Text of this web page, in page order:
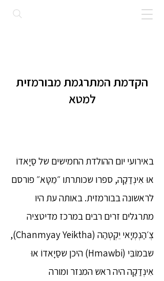
הקדמת המתרגמת מבורמזית
למטא
באירועי יום ההולדת החמישים של סַיָאדוֹ
אוּ אִינְדַקַה, ספרו שכותרתו ״מֵטָּא״ פורסם
לראשונה בבורמזית. באותה עת היו
מתרגלים זרים רבים במרכז מדיטציה
צְ׳הַנְמְיָאי יֵקְטְהַה (Chanmyay Yeiktha),
שבמוֹבִּי (Hmawbi) היכן שסַיָאדוֹ אוּ
אִינְדַקַה היה ראש המנזר ומורה